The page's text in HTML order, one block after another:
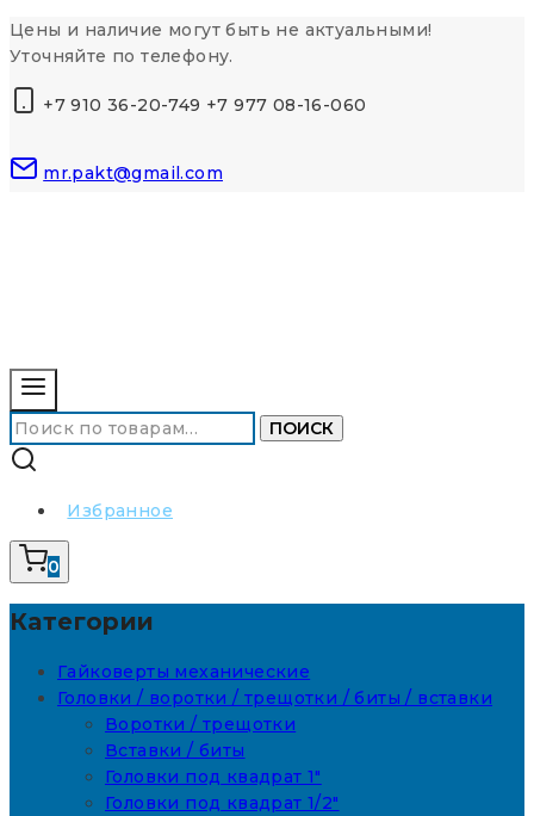
Перейти
к
Цены и наличие могут быть не актуальными!
Уточняйте по телефону.
+7 910 36-20-749 +7 977 08-16-060
mr.pakt@gmail.com
Искать: ПОИСК
Избранное
0
Категории
Гайковерты механические
Головки / воротки / трещотки / биты / вставки
Воротки / трещотки
Вставки / биты
Головки под квадрат 1"
Головки под квадрат 1/2"